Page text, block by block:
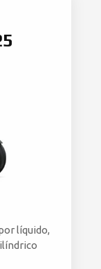
líquido,